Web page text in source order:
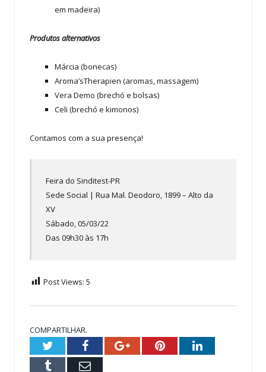
em madeira)
Produtos alternativos
Márcia (bonecas)
Aroma’sTherapien (aromas, massagem)
Vera Demo (brechó e bolsas)
Celi (brechó e kimonos)
Contamos com a sua presença!
Feira do Sinditest-PR
Sede Social | Rua Mal. Deodoro, 1899 – Alto da
XV
Sábado, 05/03/22
Das 09h30 às 17h
Post Views: 5
COMPARTILHAR.
TwitterFacebookGoogle+PinterestLinkedIn
Tumblr Email